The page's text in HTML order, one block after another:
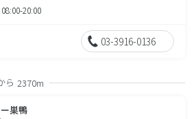
08:00-20:00
03-3916-0136
ら 2370m
巣鴨